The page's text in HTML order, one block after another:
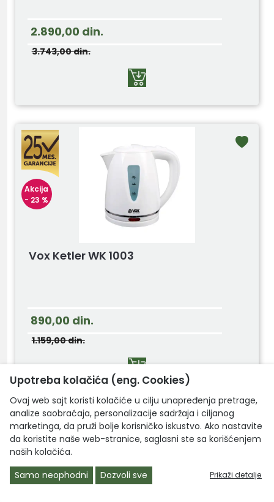
2.890,00 din.
3.743,00din.
Akcija
- 23 %
Vox Ketler WK 1003
890,00 din.
1.159,00din.
Akcija
- 19 %
Upotreba kolačića (eng. Cookies)
Ovaj web sajt koristi kolačiće u cilju unapređenja pretrage,
analize saobraćaja, personalizacije sadržaja i ciljanog
marketinga, da pruži bolje korisničko iskustvo. Ako nastavite
da koristite naše web-stranice, saglasni ste sa korišćenjem
naših kolačića.
Samo neophodni
Dozvoli sve Prikaži detalje